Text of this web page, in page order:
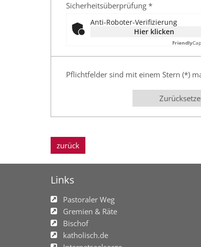
Sicherheitsüberprüfung *
Anti-Roboter-Verifizierung
Hier klicken
Friendly
Pflichtfelder sind mit einem Stern (*)
zurück
Links
Pastoraler Weg
Gremien & Räte
Bischof
katholisch.de